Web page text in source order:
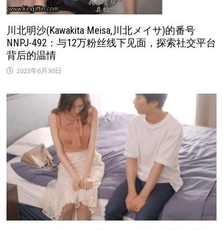
川北明沙(Kawakita Meisa,川北メイサ)的番号
NNPJ-492：与12万粉丝线下见面，探索社交平台
背后的温情
2023年6月30日